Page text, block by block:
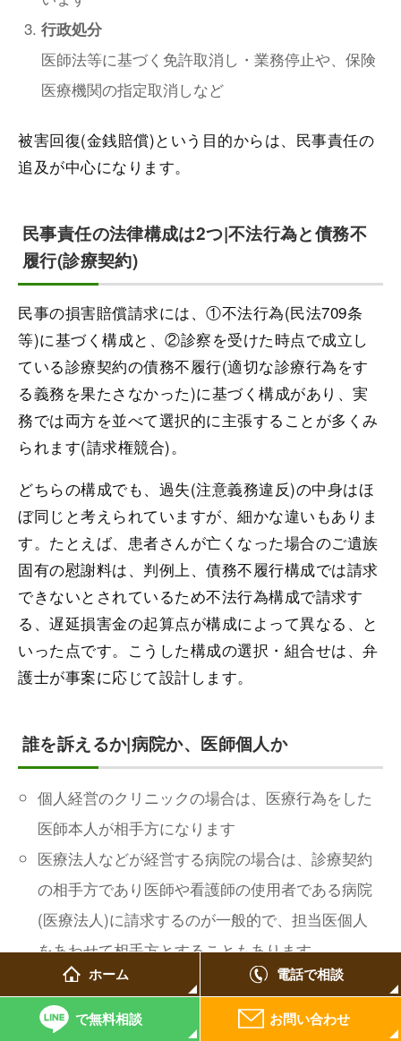
行政処分
医師法等に基づく免許取消し・業務停止や、保険
医療機関の指定取消しなど
被害回復(金銭賠償)という目的からは、民事責任の
追及が中心になります。
民事責任の法律構成は2つ|不法行為と債務不
履行(診療契約)
民事の損害賠償請求には、①不法行為(民法709条
等)に基づく構成と、②診察を受けた時点で成立し
ている診療契約の債務不履行(適切な診療行為をす
る義務を果たさなかった)に基づく構成があり、実
務では両方を並べて選択的に主張することが多くみ
られます(請求権競合)。
どちらの構成でも、過失(注意義務違反)の中身はほ
ぼ同じと考えられていますが、細かな違いもありま
す。たとえば、患者さんが亡くなった場合のご遺族
固有の慰謝料は、判例上、債務不履行構成では請求
できないとされているため不法行為構成で請求す
る、遅延損害金の起算点が構成によって異なる、と
いった点です。こうした構成の選択・組合せは、弁
護士が事案に応じて設計します。
誰を訴えるか|病院か、医師個人か
個人経営のクリニックの場合は、医療行為をした
医師本人が相手方になります
医療法人などが経営する病院の場合は、診療契約
の相手方であり医師や看護師の使用者である病院
(医療法人)に請求するのが一般的で、担当医個人
をあわせて相手方とすることもあります
病院に対する請求(使用者責任)では、関与した複
数の医療従事者の誰の過失かまで特定できなくて
ホーム 電話で相談
で無料相談 お問い合わせ